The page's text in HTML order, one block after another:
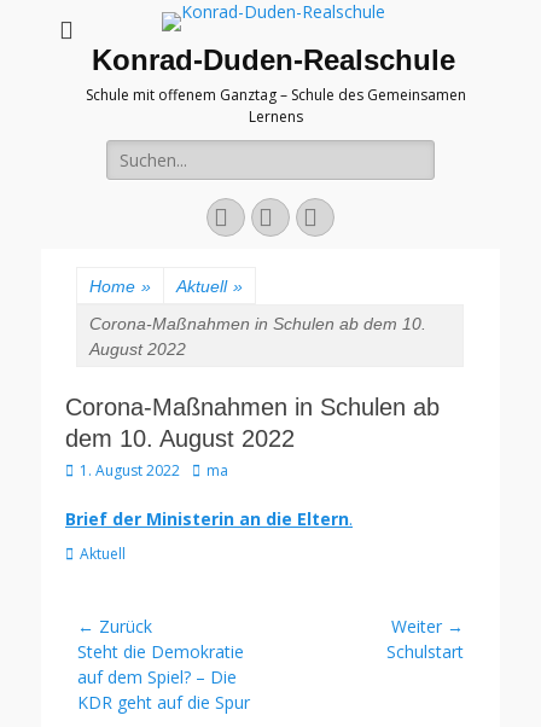
Konrad-Duden-Realschule
Schule mit offenem Ganztag – Schule des Gemeinsamen
Lernens
Suche
nach:
E-
Mail
YouTubeTelefon
Home » Aktuell »
Corona-Maßnahmen in Schulen ab dem 10.
August 2022
Corona-Maßnahmen in Schulen ab
dem 10. August 2022
Veröffentlicht
1. August 2022 Autor
ma
Brief der Ministerin an die Eltern.
Kategorien
Aktuell
Beitragsnavigation
← Zurück
Vorheriger
Beitrag:
Steht die Demokratie
auf dem Spiel? – Die
KDR geht auf die Spur
Weiter →
Schulstart